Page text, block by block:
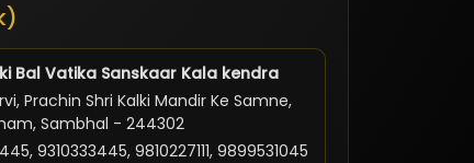
Bal Vatika Sanskaar Kala kendra
Prachin Shri Kalki Mandir Ke Samne,
Sambhal - 244302
9310333445, 9810227111, 9899531045